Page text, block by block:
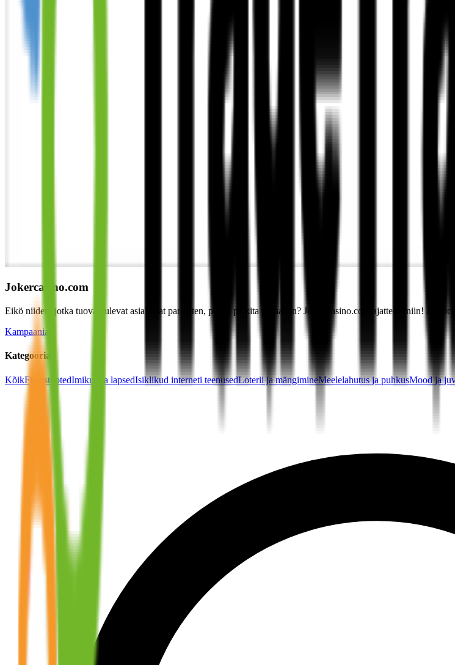
Jokercasino.com
Eikö niiden, jotka tuovat tulevat asiakkaat parhaiten, pitäisi palkita parhaiten? JokerCasino.com ajattelee niin!
Kampaaniast
Kategooria
KõikFinatstootedImikud ja lapsedIsiklikud interneti teenusedLoterii ja mängimineMeelelahutus ja puhkusMood ja